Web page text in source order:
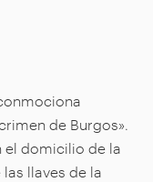
de Burgos».
el domicilio de la
llaves de la